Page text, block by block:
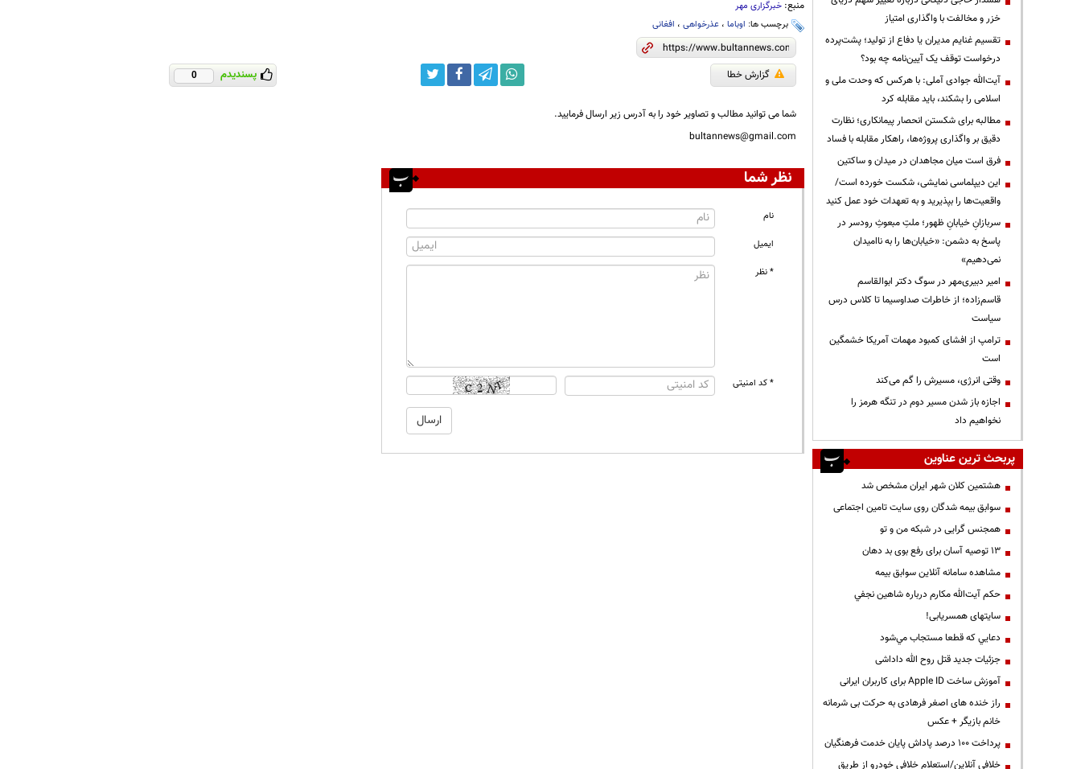
منبع: خبرگزاری مهر
برچسب ها: اوباما، عذرخواهی، افغانی
گزارش خطا پسندیدم 0
شما می توانید مطالب و تصاویر خود را به آدرس زیر ارسال فرمایید.
bultannews@gmail.com
نظر شما
نام
ایمیل
* نظر
* کد امنیتی
خزر و مخالفت با واگذاری امتیاز
تقسیم غنایم مدیران یا دفاع از تولید؛ پشت‌پرده
درخواست توقف یک آیین‌نامه چه بود؟
آیت‌الله جوادی آملی: با هرکس که وحدت ملی و
اسلامی را بشکند، باید مقابله کرد
مطالبه برای شکستن انحصار پیمانکاری؛ نظارت
دقیق بر واگذاری پروژه‌ها، راهکار مقابله با فساد
فرق است میان مجاهدان در میدان و ساکتین
این دیپلماسی نمایشی، شکست خورده است/
واقعیت‌ها را بپذیرید و به تعهدات خود عمل کنید
سربازانِ خیابانِ ظهور؛ ملتِ مبعوثِ رودسر در
پاسخ به دشمن: «خیابان‌ها را به ناامیدان
نمی‌دهیم»
امیر دبیری‌مهر در سوگ دکتر ابوالقاسم
قاسم‌زاده؛ از خاطرات صداوسیما تا کلاس درس
سیاست
ترامپ از افشای کمبود مهمات آمریکا خشمگین
است
وقتی انرژی، مسیرش را گم می‌کند
اجازه باز شدن مسیر دوم در تنگه هرمز را
نخواهیم داد
پربحث ترین عناوین
هشتمین کلان شهر ایران مشخص شد
سوابق بیمه شدگان روی سایت تامین اجتماعی
همجنس گرایی در شبکه من و تو
13 توصیه آسان برای رفع بوی بد دهان
مشاهده سامانه آنلاين سوابق بیمه
حكم آيت‌الله مكارم درباره شاهين نجفي
سایتهای همسریابی!
دعايي كه قطعا مستجاب مي‌شود
جزئیات جدید قتل روح الله داداشی
آموزش ساخت Apple ID برای کاربران ایرانی
راز خنده های اصغر فرهادی به حرکت بی شرمانه
خانم بازیگر + عکس
پرداخت ۱۰۰ درصد پاداش پایان خدمت فرهنگیان
خلافی آنلاین/استعلام خلافی خودرو از طریق